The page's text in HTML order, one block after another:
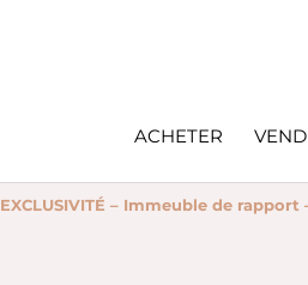
ACHETER
EXCLUSIVITÉ – Immeuble de